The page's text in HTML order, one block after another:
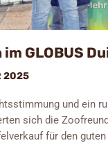
GLOBUS
2025
und ein
sich die
für den